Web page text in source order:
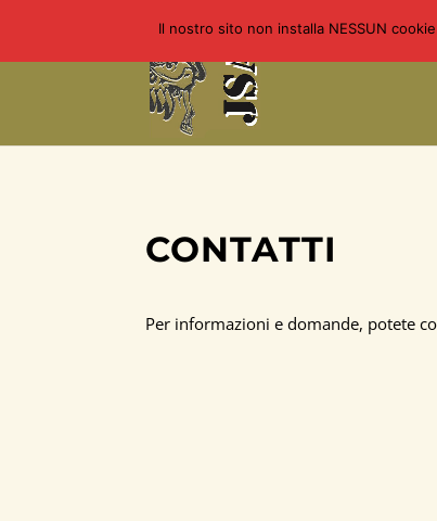
CONTATTI
Per informazioni e domande, potete
Il nostro sito non installa NESSUN